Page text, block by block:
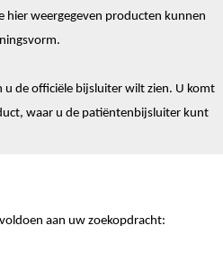
hier weergegeven producten kunnen
u de officiële bijsluiter wilt zien. U komt
waar u de patiëntenbijsluiter kunt
aan uw zoekopdracht: